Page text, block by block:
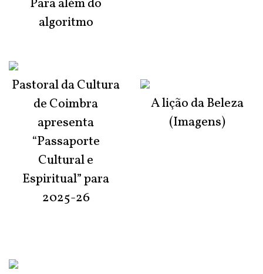
Para além do
algoritmo
Pastoral da Cultura
de Coimbra
apresenta
“Passaporte
Cultural e
Espiritual” para
2025-26
A lição da Beleza
(Imagens)